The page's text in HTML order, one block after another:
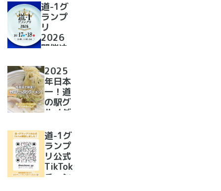
道-1グ
ランプ
リ
2026
開催決
2025
年日本
一！道
の駅グ
ルメグ
リ優勝
のラー
メンが
美味し
すぎた
道-1グ
ランプ
リ公式
TikTok
チャン